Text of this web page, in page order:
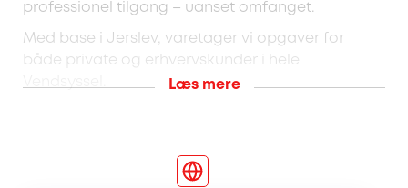
professionel tilgang – uanset omfanget.
Med base i Jerslev, varetager vi opgaver for
både private og erhvervskunder i hele
Hulmursisolering til private og
Læs mere